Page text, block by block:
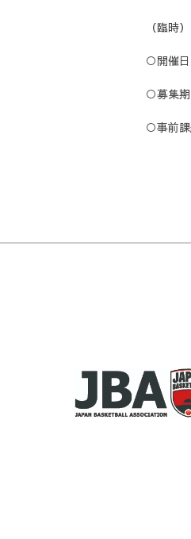
（臨時
○開催
○募集
○事前